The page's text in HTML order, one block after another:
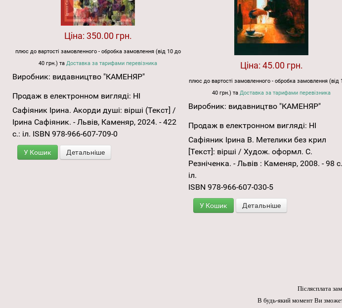
Ціна: 350.00 грн.
плюс до вартості замовленного - обробка замовлення (від 10 до
40 грн.) таДоставка за тарифами перевізника
Виробник: видавництво "КАМЕНЯР"
Продаж в електронном вигляді: НІ
Сафіяник Ірина. Акорди душі: вірші (Текст] /
Ірина Сафіяник. - Львів, Каменяр, 2024. - 422
с.: іл. ISBN 978-966-607-709-0
У Кошик Детальніше
Ціна: 45.00 грн.
плюс до вартості замовленного - обробка замовлення (від
40 грн.) таДоставка за тарифами перевізника
Виробник: видавництво "КАМЕНЯР"
Продаж в електронном вигляді: НІ
Сафіяник Ірина В. Метелики без крил
[Текст]: вірші / Худож. оформл. С.
Резніченка. - Львів : Каменяр, 2008. - 98
іл.
ISBN 978-966-607-030-5
У Кошик Детальніше
Післясплата
В будь-який момент Ви